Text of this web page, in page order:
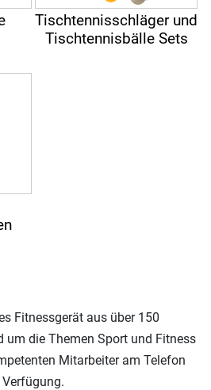
Tischtennisschläger und
Tischtennisbälle Sets
Fitnessgerät aus über 150
um die Themen Sport und Fitness
Mitarbeiter am Telefon